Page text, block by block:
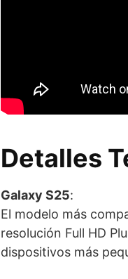
Detalles
Galaxy S25:
El modelo más
resolución Full HD
dispositivos más